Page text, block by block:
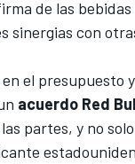
de las
sinergias con
el presupuesto
acuerdo Red
partes, y no